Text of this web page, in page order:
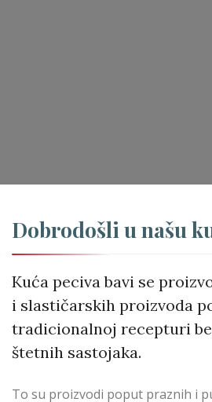
Dobrodošli u našu
Kuća peciva bavi se
i slastičarskih proizvoda
tradicionalnoj recepturi
štetnih sastojaka.
To su proizvodi poput praznih i